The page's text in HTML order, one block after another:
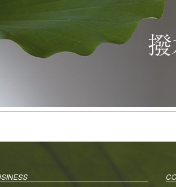
ン
ウ
き
ま
く
し
開
ィ
開
き
ま
ゲ
ー
シ
ン